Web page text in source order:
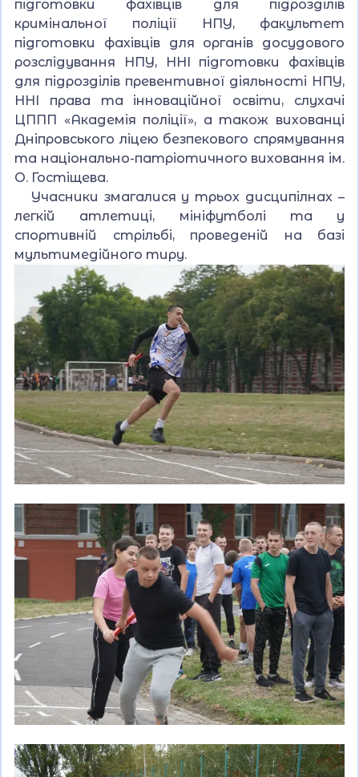
підготовки фахівців для підрозділів
кримінальної поліції НПУ, факультет
підготовки фахівців для органів досудового
розслідування НПУ, ННІ підготовки фахівців
для підрозділів превентивної діяльності НПУ,
ННІ права та інноваційної освіти, слухачі
ЦППП «Академія поліції», а також вихованці
Дніпровського ліцею безпекового спрямування
та національно-патріотичного виховання ім.
О. Гостіщева.
Учасники змагалися у трьох дисципілнах –
легкій атлетиці, мініфутболі та у
спортивній стрільбі, проведеній на базі
мультимедійного тиру.